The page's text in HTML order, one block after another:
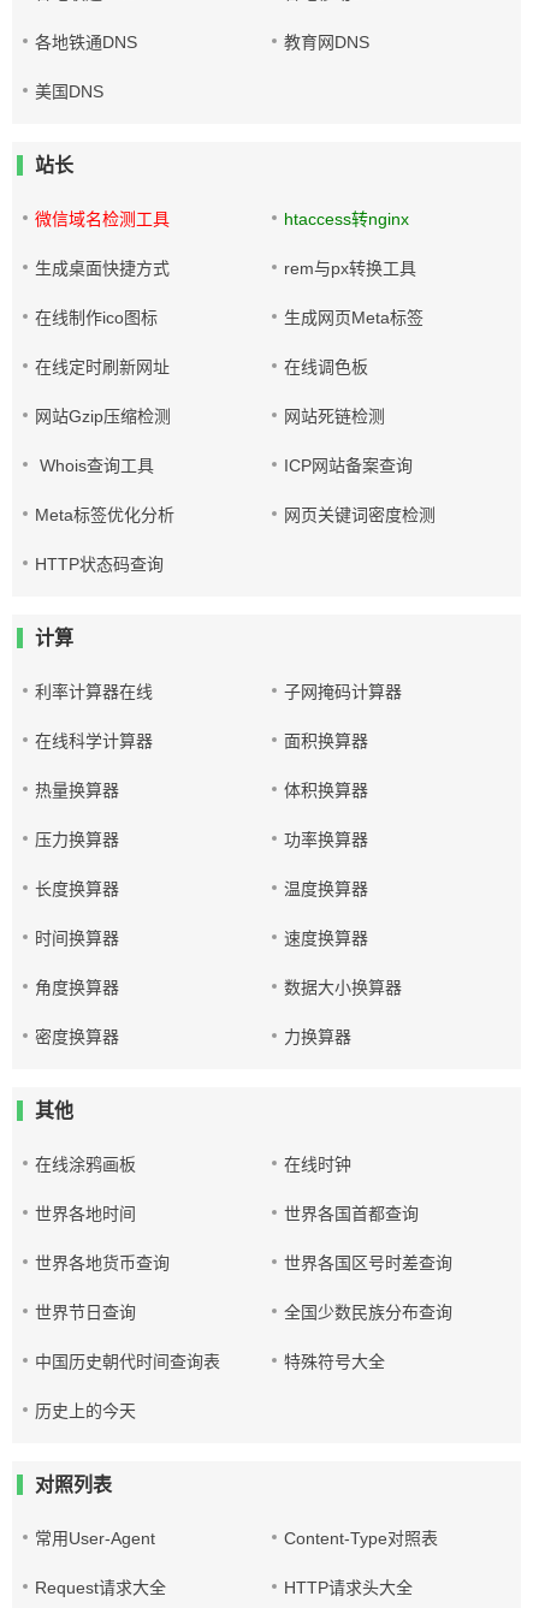
各地铁通DNS 教育网DNS
美国DNS
站长
微信域名检测工具 htaccess转nginx
生成桌面快捷方式 rem与px转换工具
在线制作ico图标 生成网页Meta标签
在线定时刷新网址 在线调色板
网站Gzip压缩检测 网站死链检测
Whois查询工具 ICP网站备案查询
Meta标签优化分析 网页关键词密度检测
HTTP状态码查询
计算
利率计算器在线 子网掩码计算器
在线科学计算器 面积换算器
热量换算器 体积换算器
压力换算器 功率换算器
长度换算器 温度换算器
时间换算器 速度换算器
角度换算器 数据大小换算器
密度换算器 力换算器
其他
在线涂鸦画板 在线时钟
世界各地时间 世界各国首都查询
世界各地货币查询 世界各国区号时差查询
世界节日查询 全国少数民族分布查询
中国历史朝代时间查询表 特殊符号大全
历史上的今天
对照列表
常用User-Agent Content-Type对照表
Request请求大全 HTTP请求头大全